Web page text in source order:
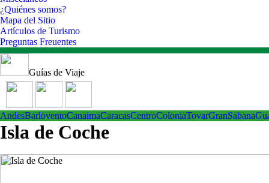
¿Quiénes somos?
Mapa del Sitio
Artículos de Turismo
Preguntas Freuentes
Guías de Viaje
AndesBarloventoCanaimaCaracasCentroColoniaTovarGranSabana
Isla de Coche